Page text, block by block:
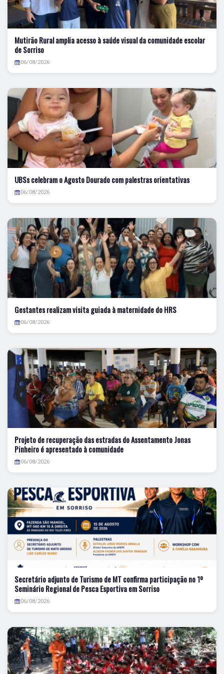
Mutirão Rural amplia acesso à saúde visual da comunidade escolar
de Sorriso
06/08/2026
UBSs celebram o Agosto Dourado com palestras orientativas
06/08/2026
Gestantes realizam visita guiada à maternidade do HRS
06/08/2026
Projeto de recuperação das estradas do Assentamento Jonas
Pinheiro é apresentado à comunidade
06/08/2026
Secretário adjunto de Turismo de MT confirma participação no 1º
Seminário Regional de Pesca Esportiva em Sorriso
06/08/2026